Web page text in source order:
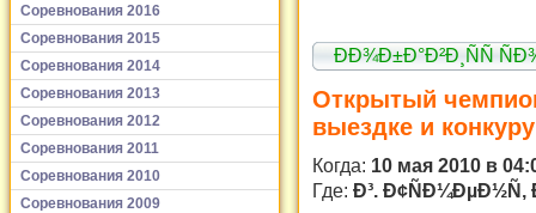
Соревнования 2016
Соревнования 2015
Соревнования 2014
Соревнования 2013
Соревнования 2012
Соревнования 2011
Соревнования 2010
Соревнования 2009
ÐÐ¾Ð±Ð°Ð²Ð¸ÑÑ
Открытый
выездке и конкуру
Когда: 10 мая 2010 в
Где: Ð³. Ð¢ÑÐ¼ÐµÐ½Ñ,